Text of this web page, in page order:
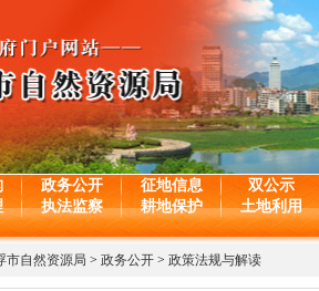
政务公开 征地信息
双公示
执法监察 耕地保护 土地利用
市自然资源局 > 政务公开 > 政策法规与解读